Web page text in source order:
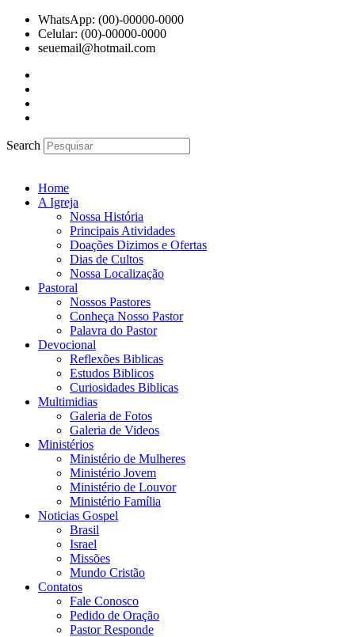
para
WhatsApp: (00)-00000-0000
Celular: (00)-00000-0000
seuemail@hotmail.com
Search
Home
A Igreja
Nossa História
Principais Atividades
Doações Dizimos e Ofertas
Dias de Cultos
Nossa Localização
Pastoral
Nossos Pastores
Conheça Nosso Pastor
Palavra do Pastor
Devocional
Reflexões Biblicas
Estudos Biblicos
Curiosidades Biblicas
Multimidias
Galeria de Fotos
Galeria de Videos
Ministérios
Ministério de Mulheres
Ministério Jovem
Ministério de Louvor
Ministério Família
Noticias Gospel
Brasil
Israel
Missões
Mundo Cristão
Contatos
Fale Conosco
Pedido de Oração
Pastor Responde